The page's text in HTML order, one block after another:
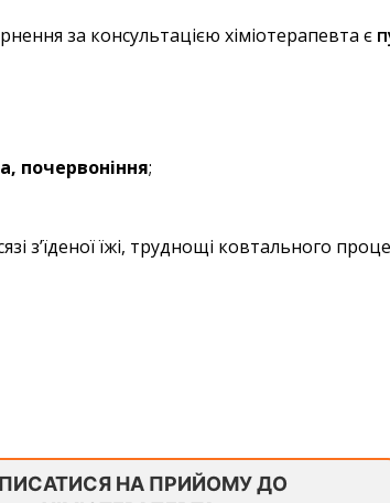
за консультацією хіміотерапевта є
почервоніння;
з’їденої їжі, труднощі ковтального
НА ПРИЙОМУ ДО